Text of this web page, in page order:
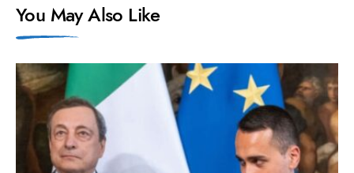
You May Also Like